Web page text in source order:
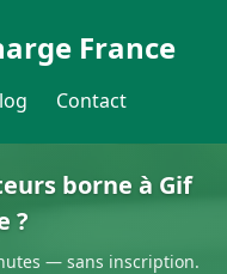
France
Contact
borne à Gif
?
— sans inscription.